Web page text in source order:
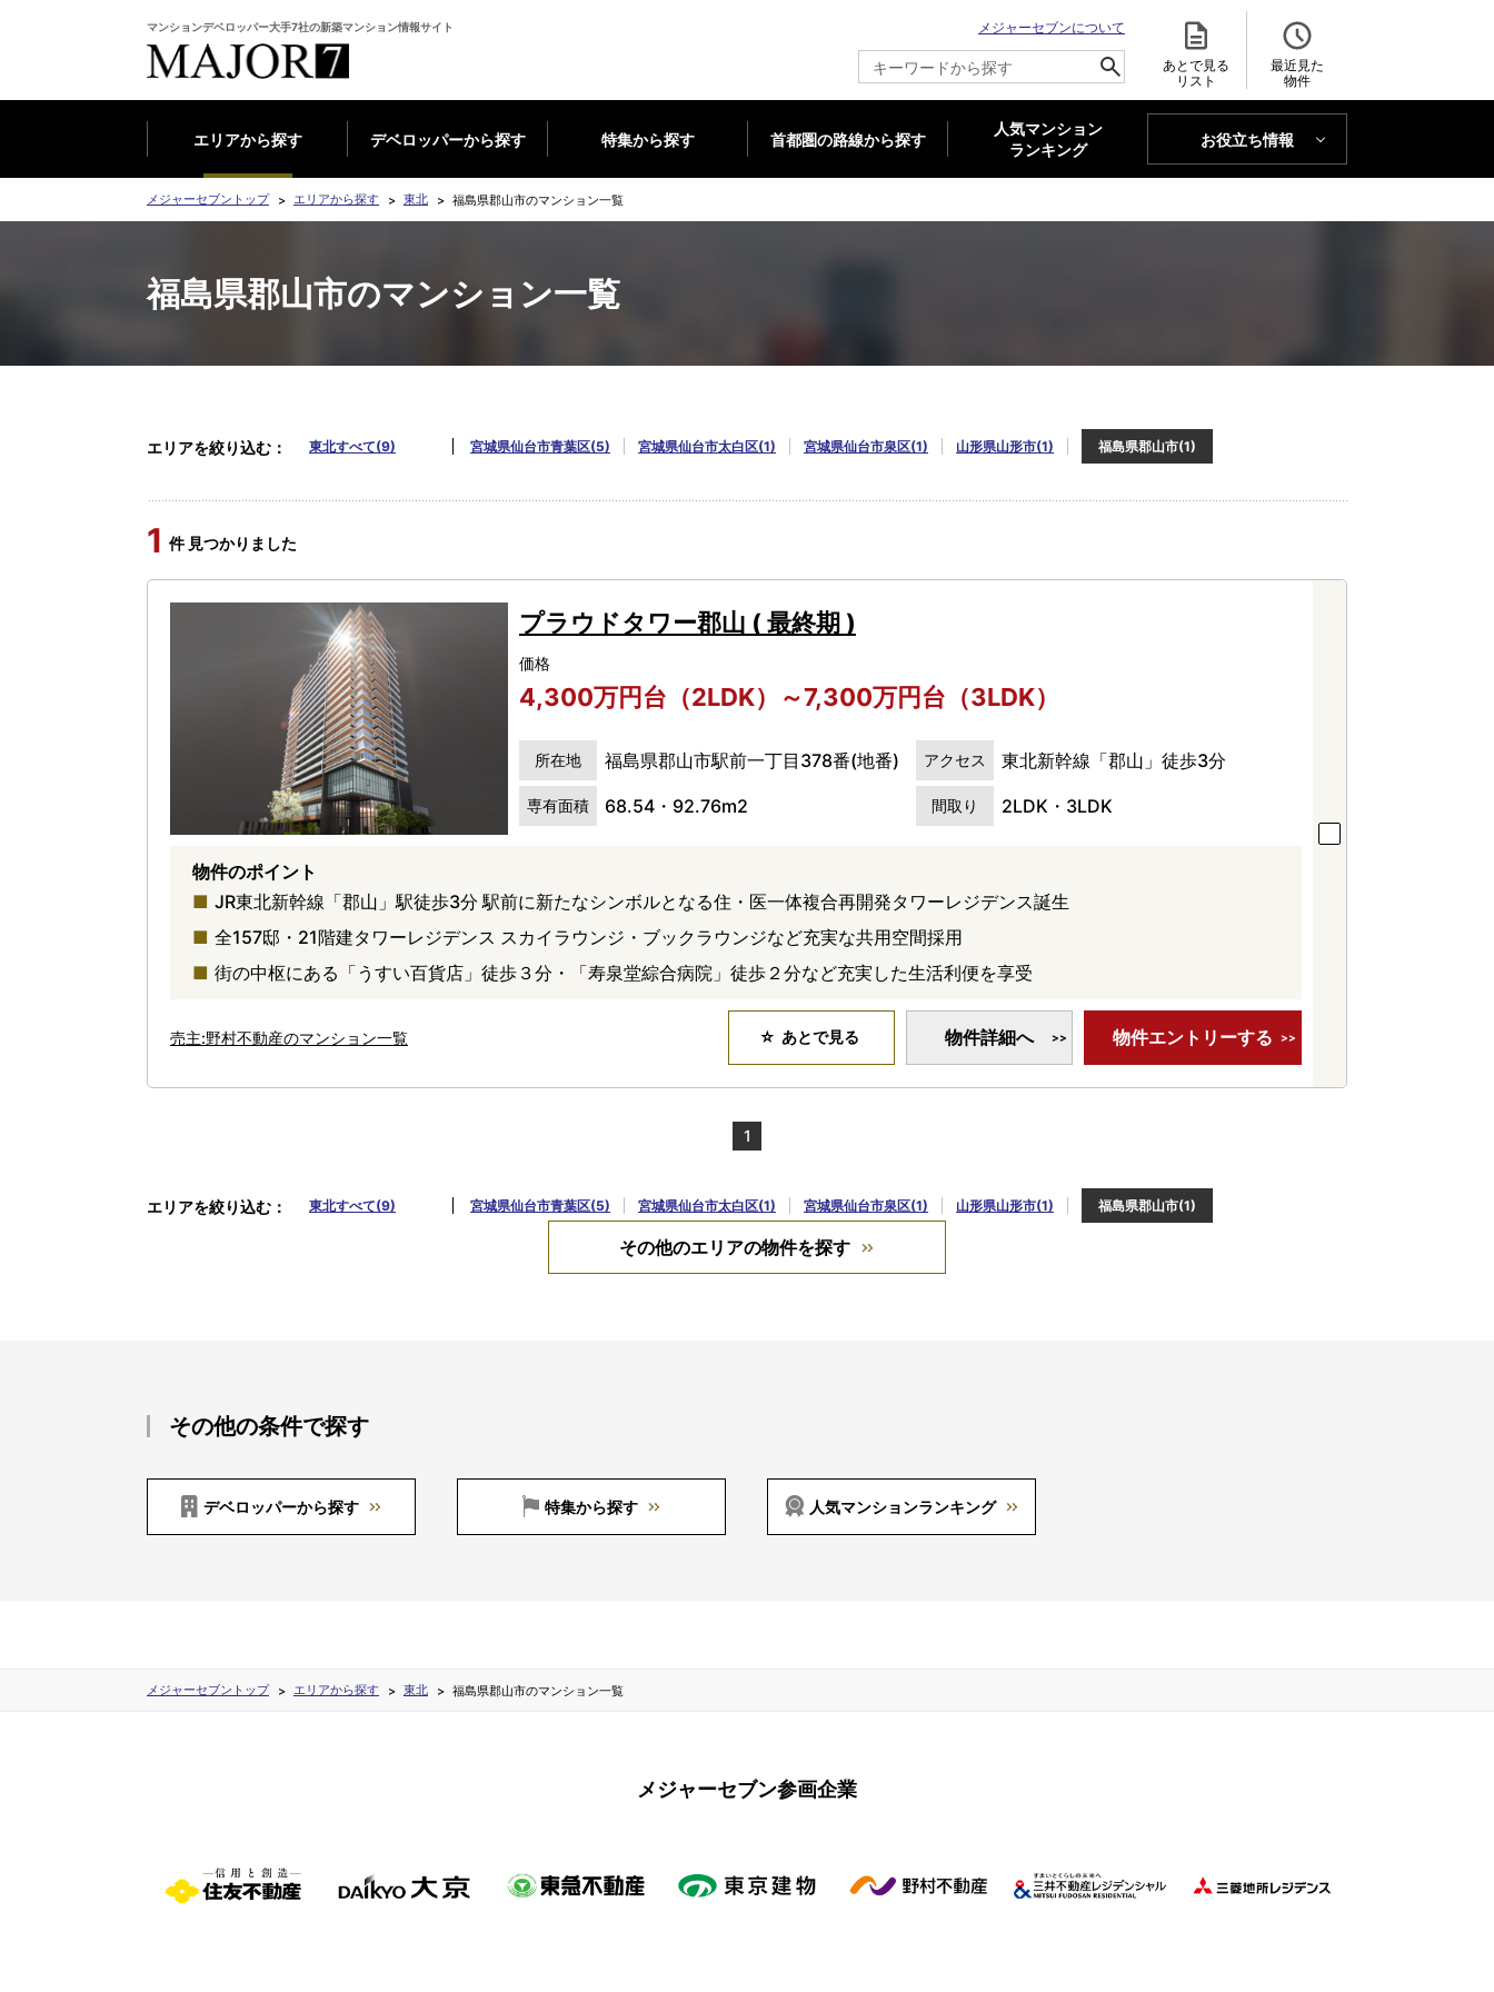
マンションデベロッパー大手7社の新築マンション情報サイト
メジャーセブンについて
あとで見る
リスト
最近見た
物件
エリアから探す デベロッパーから探す 特集から探す 首都圏の路線から探す
人気マンション
ランキング
お役立ち情報
MAJOR'S BLOG
メジャーセブントップ エリアから探す 東北 福島県郡山市のマンション一覧
福島県郡山市のマンション一覧
エリアを絞り込む 東北すべて(9) 宮城県仙台市青葉区(5) 宮城県仙台市太白区(1) 宮城県仙台市泉区(1) 山形県山形市(1) 福島県郡山市(1)
1 件 見つかりました
プラウドタワー郡山 ( 最終期 )
価格
4,300万円台（2LDK）～7,300万円台（3LDK）
所在地 福島県郡山市駅前一丁目378番(地番) アクセス 東北新幹線「郡山」徒歩3分
専有面積 68.54・92.76m2 間取り 2LDK・3LDK
物件のポイント
JR東北新幹線「郡山」駅徒歩3分 駅前に新たなシンボルとなる住・医一体複合再開発タワーレジデンス誕生
全157邸・21階建タワーレジデンス スカイラウンジ・ブックラウンジなど充実な共用空間採用
街の中枢にある「うすい百貨店」徒歩３分・「寿泉堂綜合病院」徒歩２分など充実した生活利便を享受
売主:野村不動産のマンション一覧 あとで見る 物件詳細へ 物件エントリーする
1
エリアを絞り込む 東北すべて(9) 宮城県仙台市青葉区(5) 宮城県仙台市太白区(1) 宮城県仙台市泉区(1) 山形県山形市(1) 福島県郡山市(1)
その他のエリアの物件を探す
その他の条件で探す
デベロッパーから探す 特集から探す 人気マンションランキング
メジャーセブントップ エリアから探す 東北 福島県郡山市のマンション一覧
メジャーセブン参画企業